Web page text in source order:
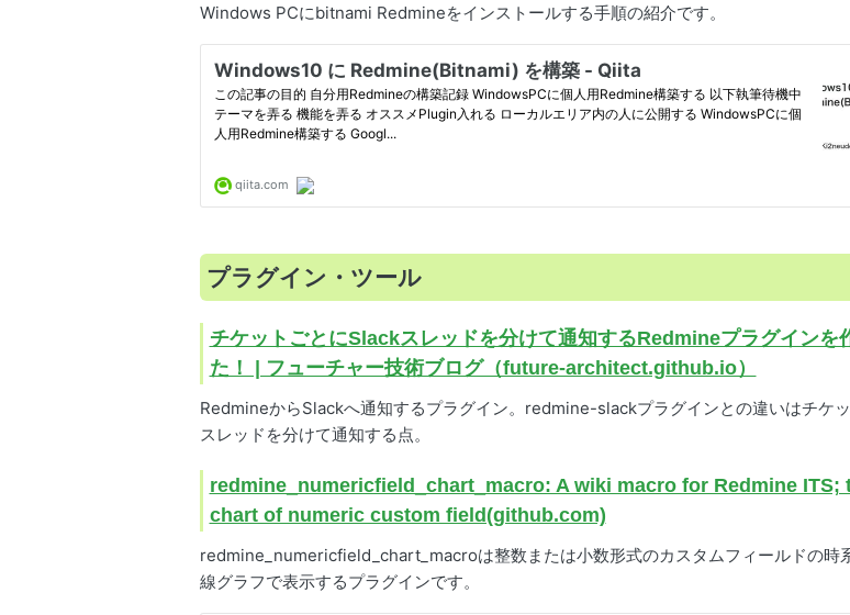
Windows PCにbitnami Redmineをインストールする手順の紹介です。
プラグイン・ツール
チケットごとにSlackスレッドを分けて通知するRedmineプラグインを
た！ | フューチャー技術ブログ（future-architect.github.io）
RedmineからSlackへ通知するプラグイン。redmine-slackプラグインとの違いはチケ
スレッドを分けて通知する点。
redmine_numericfield_chart_macro: A wiki macro for Redmine ITS;
chart of numeric custom field(github.com)
redmine_numericfield_chart_macroは整数または小数形式のカスタムフィールドの時
線グラフで表示するプラグインです。